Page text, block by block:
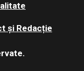
și Redacție